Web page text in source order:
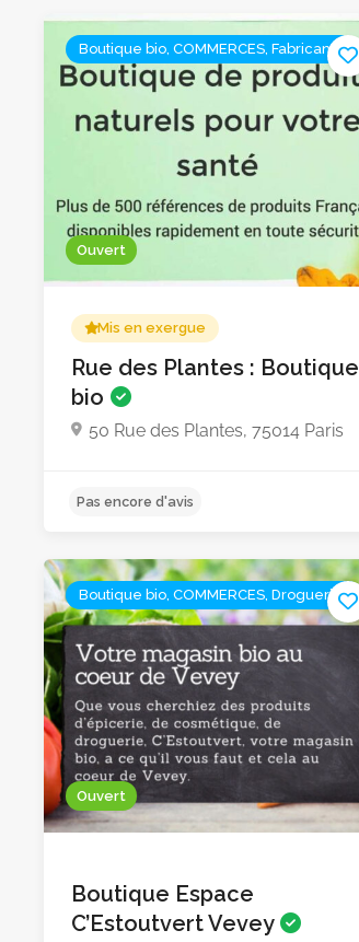
Ouvert
Boutique bio, COMMERCES, Fabricants
Mis en exergue
Rue des Plantes : Boutique
bio
50 Rue des Plantes, 75014 Paris
Pas encore d'avis
Ouvert
Boutique bio, COMMERCES, Drogueries
Boutique Espace
C’Estoutvert Vevey